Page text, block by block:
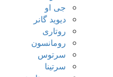
جی او
دیوید گانر
روتاری
رومانسون
سرتوس
سرتینا